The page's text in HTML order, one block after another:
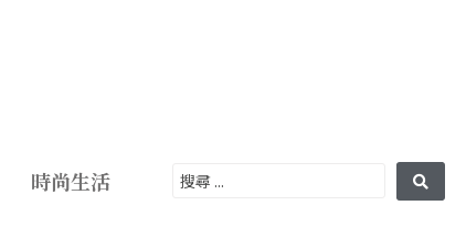
時尚生活